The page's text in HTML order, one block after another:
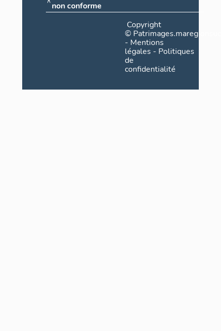
non conforme
Copyright
©
- Mentions
légales - Politiques
de
confidentialité